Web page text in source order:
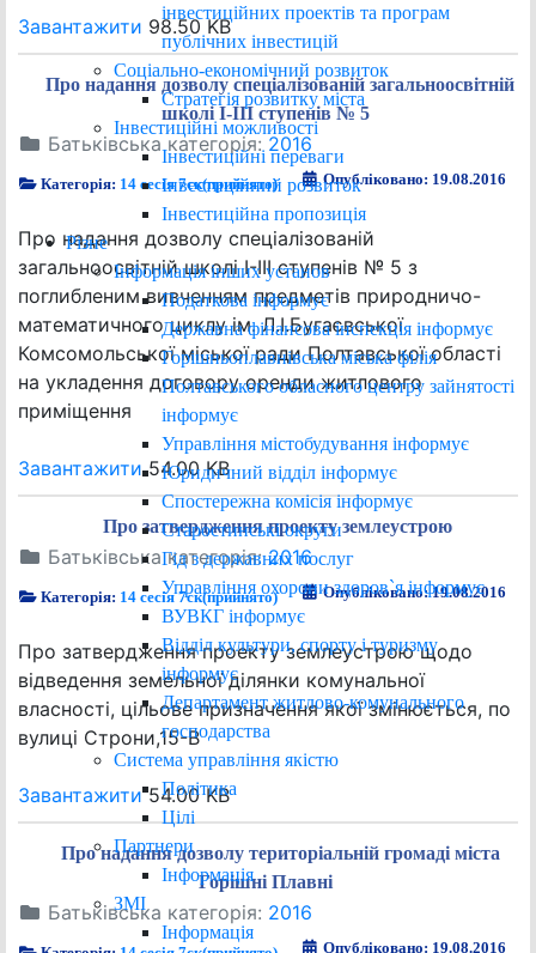
інвестиційних проектів та програм
публічних інвестицій
Соціально-економічний розвиток
Стратегія розвитку міста
Інвестиційні можливості
Інвестиційні переваги
Інвестиційний розвиток
Інвестиційна пропозиція
Різне
Інформація інших установ
Податкова інформує
Державна фінансова інспекція інформує
Горішньоплавнівська міська філія
Полтавського обласного центру зайнятості
інформує
Управління містобудування інформує
Юридичний відділ інформує
Спостережна комісія інформує
Старостинські округи
Гід з державних послуг
Управління охорони здоров`я інформує
ВУВКГ інформує
Відділ культури, спорту і туризму
інформує
Департамент житлово-комунального
господарства
Система управління якістю
Політика
Цілі
Партнери
Інформація
ЗМІ
Інформація
Завантажити 98.50 KB
Про надання дозволу спеціалізованій загальноосвітній
школі І-ІІІ ступенів № 5
Батьківська категорія: 2016
Категорія: 14 сесія 7ск(прийнято) Опубліковано: 19.08.2016
Про надання дозволу спеціалізованій
загальноосвітній школі І-ІІІ ступенів № 5 з
поглибленим вивченням предметів природничо-
математичного циклу ім. Л.І.Бугаєвської
Комсомольської міської ради Полтавської області
на укладення договору оренди житлового
приміщення
Завантажити54.00 KB
Про затвердження проекту землеустрою
Батьківська категорія:2016
Категорія: 14 сесія 7ск(прийнято) Опубліковано: 19.08.2016
Про затвердження проекту землеустрою щодо
відведення земельної ділянки комунальної
власності, цільове призначення якої змінюється, по
вулиці Строни,15-В
Завантажити54.00 KB
Про надання дозволу територіальній громаді міста
Горішні Плавні
Батьківська категорія: 2016
Опубліковано: 19.08.2016